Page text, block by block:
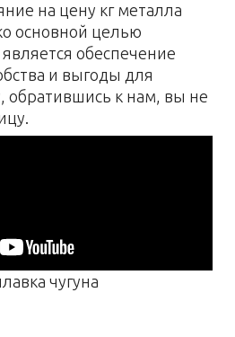
на цену кг металла
основной целью
обеспечение
и выгоды для
обратившись к нам, вы не
чугуна